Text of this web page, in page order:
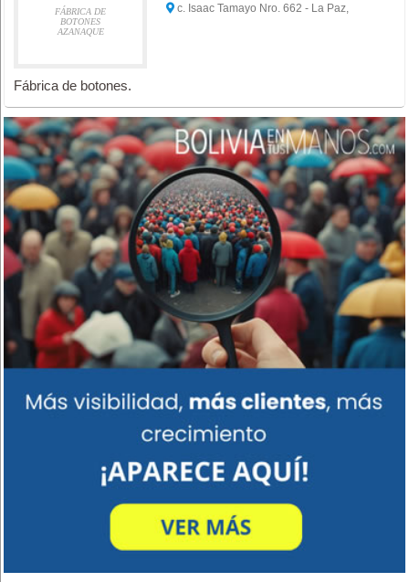
FÁBRICA DE
BOTONES
AZANAQUE
c. Isaac Tamayo Nro. 662 - La Paz,
Fábrica de botones.